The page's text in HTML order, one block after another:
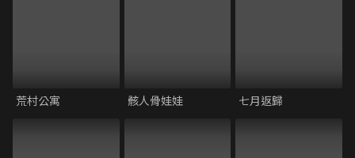
荒村公寓 骸人骨娃娃 七月返歸